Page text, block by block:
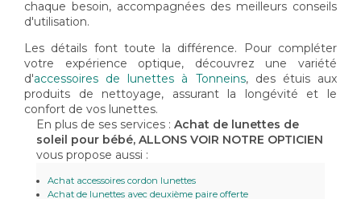
chaque besoin, accompagnées des meilleurs conseils
d'utilisation.
Les détails font toute la différence. Pour compléter
votre expérience optique, découvrez une variété
d'accessoires de lunettes à Tonneins, des étuis aux
produits de nettoyage, assurant la longévité et le
confort de vos lunettes.
En plus de ses services : Achat de lunettes de
soleil pour bébé, ALLONS VOIR NOTRE OPTICIEN
vous propose aussi :
Achat accessoires cordon lunettes
Achat de lunettes avec deuxième paire offerte